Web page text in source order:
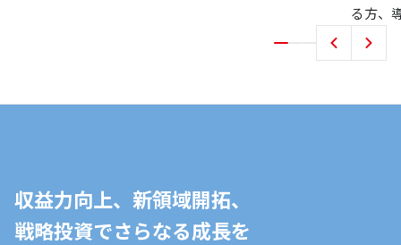
る方、
トレ
収益力向上、新領域開拓、
戦略投資でさらなる成長を